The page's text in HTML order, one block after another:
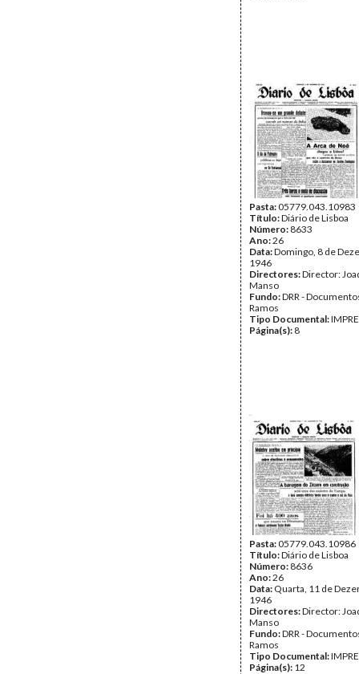
Pasta:05779.043.10983
Título:Diário de Lisboa
Número: 8633
Ano:26
Data:Domingo, 8 de
1946
Directores:Director:
Manso
Fundo:DRR -
Ramos
Tipo Documental:
Página(s): 8
Pasta:05779.043.10986
Título:Diário de Lisboa
Número: 8636
Ano:26
Data: Quarta, 11 de
1946
Directores:Director:
Manso
Fundo:DRR -
Ramos
Tipo Documental:
Página(s): 12